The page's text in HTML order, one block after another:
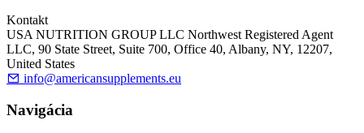
Kontakt
USA NUTRITION GROUP LLC Northwest Registered Agent
LLC, 90 State Street, Suite 700, Office 40, Albany, NY, 12207,
United States
info@americansupplements.eu
Navigácia